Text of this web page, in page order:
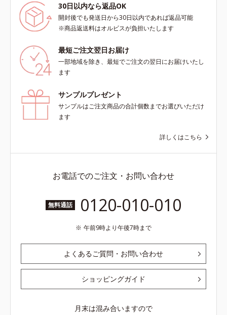
30日以内なら返品OK
開封後でも発送日から30日以内であれば返品可能
※商品返送料はオルビスが負担いたします
最短ご注文翌日お届け
一部地域を除き、最短でご注文の翌日にお届けいたし
ます
サンプルプレゼント
サンプルはご注文商品の合計個数までお選びいただけ
ます
詳しくはこちら
お電話でのご注文・お問い合わせ
無料通話 0120-010-010
午前9時より午後7時まで
よくあるご質問・お問い合わせ
ショッピングガイド
月末は混み合いますので